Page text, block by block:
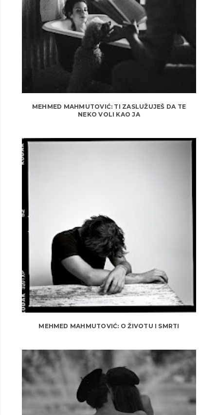
MEHMED MAHMUTOVIĆ: TI ZASLUŽUJEŠ DA TE
NEKO VOLI KAO JA
MEHMED MAHMUTOVIĆ: O ŽIVOTU I SMRTI